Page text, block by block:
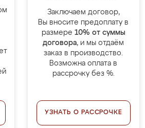
Заключаем договор,
Вы вносите предоплату в
размере 10% от суммы
договора, и мы отдаём
заказ в производство.
Возможна оплата в
рассрочку без %.
УЗНАТЬ О РАССРОЧКЕ